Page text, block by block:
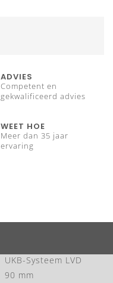
ADVIES
Competent en
gekwalificeerd advies
WEET HOE
Meer dan 35 jaar
ervaring
UKB-Systeem LVD
90 mm